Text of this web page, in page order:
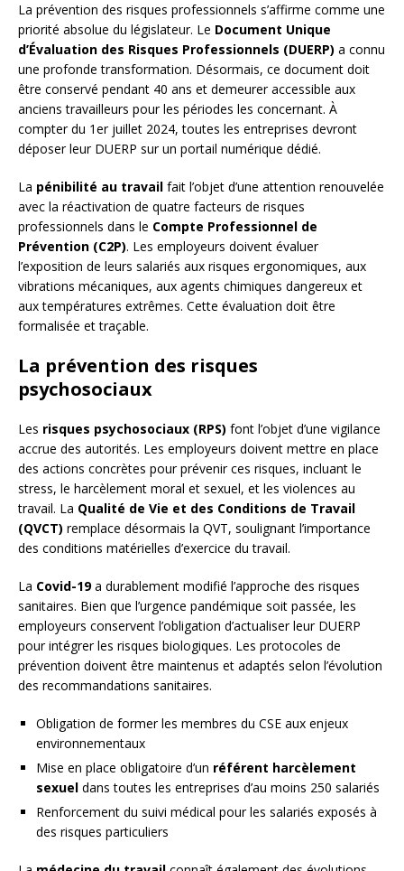
La prévention des risques professionnels s’affirme comme une
priorité absolue du législateur. Le Document Unique
d’Évaluation des Risques Professionnels (DUERP) a connu
une profonde transformation. Désormais, ce document doit
être conservé pendant 40 ans et demeurer accessible aux
anciens travailleurs pour les périodes les concernant. À
compter du 1er juillet 2024, toutes les entreprises devront
déposer leur DUERP sur un portail numérique dédié.
La pénibilité au travail fait l’objet d’une attention renouvelée
avec la réactivation de quatre facteurs de risques
professionnels dans le Compte Professionnel de
Prévention (C2P). Les employeurs doivent évaluer
l’exposition de leurs salariés aux risques ergonomiques, aux
vibrations mécaniques, aux agents chimiques dangereux et
aux températures extrêmes. Cette évaluation doit être
formalisée et traçable.
La prévention des risques
psychosociaux
Les risques psychosociaux (RPS) font l’objet d’une vigilance
accrue des autorités. Les employeurs doivent mettre en place
des actions concrètes pour prévenir ces risques, incluant le
stress, le harcèlement moral et sexuel, et les violences au
travail. La Qualité de Vie et des Conditions de Travail
(QVCT) remplace désormais la QVT, soulignant l’importance
des conditions matérielles d’exercice du travail.
La Covid-19a durablement modifié l’approche des risques
sanitaires. Bien que l’urgence pandémique soit passée, les
employeurs conservent l’obligation d’actualiser leur DUERP
pour intégrer les risques biologiques. Les protocoles de
prévention doivent être maintenus et adaptés selon l’évolution
des recommandations sanitaires.
Obligation de former les membres du CSE aux enjeux
environnementaux
Mise en place obligatoire d’un référent harcèlement
sexuel dans toutes les entreprises d’au moins 250 salariés
Renforcement du suivi médical pour les salariés exposés à
des risques particuliers